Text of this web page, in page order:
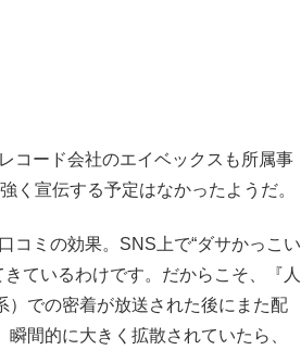
コード会社のエイベックスも所属事
く宣伝する予定はなかったようだ。
コミの効果。SNS上で“ダサかっこい
ているわけです。だからこそ、『人
）での密着が放送された後にまた配
間的に大きく拡散されていたら、